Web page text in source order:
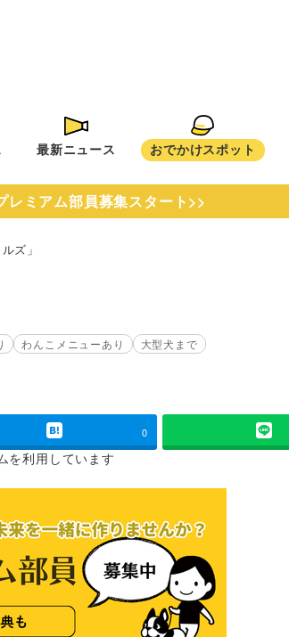
最新ニュース おでかけスポット
レミアム部員募集スタート>>
ズ」
わんこメニューあり 大型犬まで
0
を利用しています